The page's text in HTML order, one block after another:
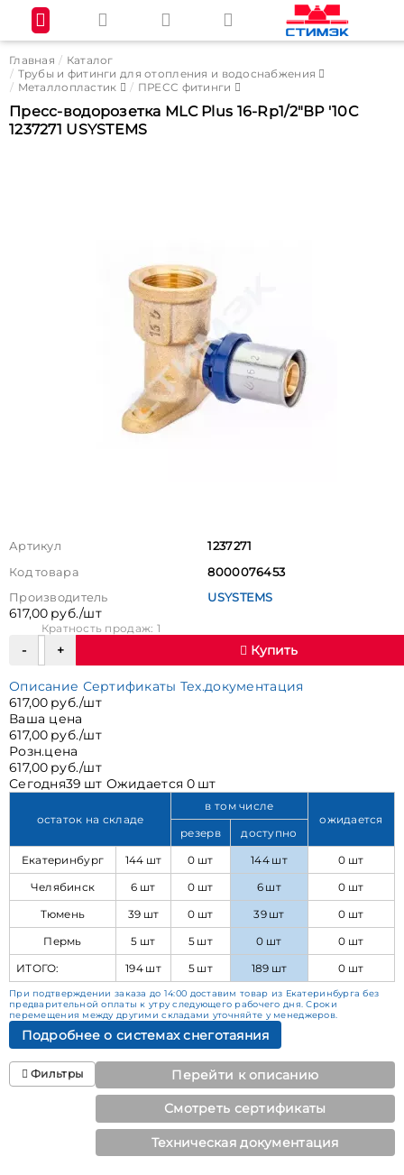
Главная
Каталог
Трубы и фитинги для отопления и водоснабжения
Металлопластик
ПРЕСС фитинги
Пресс-водорозетка MLC Plus 16-Rp1/2"ВР '10С
1237271 USYSTEMS
Артикул
1237271
Код товара
8000076453
Производитель
USYSTEMS
617,00 руб./шт
Кратность продаж: 1
Купить
Описание Сертификаты Тех.документация
617,00 руб./шт
Ваша цена
617,00 руб./шт
Розн.цена
617,00 руб./шт
Сегодня39 шт Ожидается 0 шт
остаток на складе
в том числе
ожидается
резерв
доступно
Екатеринбург
144 шт 0 шт 144 шт
0 шт
Челябинск
6 шт 0 шт 6 шт
0 шт
Тюмень
39 шт 0 шт 39 шт
0 шт
Пермь
5 шт 5 шт 0 шт
0 шт
ИТОГО:
194 шт 5 шт 189 шт 0 шт
При подтверждении заказа до 14:00 доставим товар из Екатеринбурга без
предварительной оплаты к утру следующего рабочего дня. Сроки
перемещения между другими складами уточняйте у менеджеров.
Подробнее о системах снеготаяния
Фильтры Перейти к описанию
Смотреть сертификаты
Техническая документация